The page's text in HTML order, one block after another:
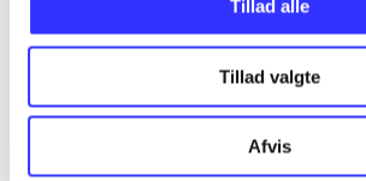
Tillad alle
Tillad valgte
Afvis